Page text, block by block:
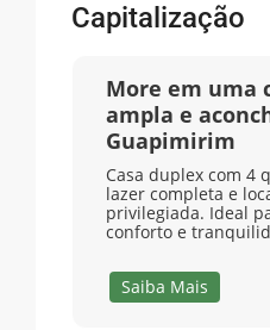
Capitalização
More em uma
ampla e
Guapimirim
Casa duplex com 4
lazer completa e
privilegiada. Ideal
conforto e
Saiba Mais